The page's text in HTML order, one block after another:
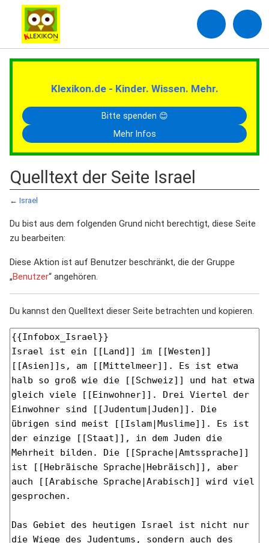
Klexikon.de - Kinder. Wissen. Mehr.
Bitte spenden 😊
Mehr Infos
Quelltext der Seite Israel
← Israel
Du bist aus dem folgenden Grund nicht berechtigt, diese Seite
zu bearbeiten:
Diese Aktion ist auf Benutzer beschränkt, die der Gruppe
„Benutzer“ angehören.
Du kannst den Quelltext dieser Seite betrachten und kopieren.